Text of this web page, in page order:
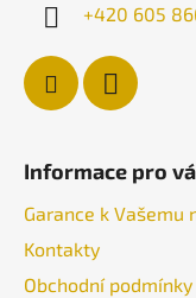
+420 605
Informace pro
Garance k Vašemu
Kontakty
Obchodní podmínky